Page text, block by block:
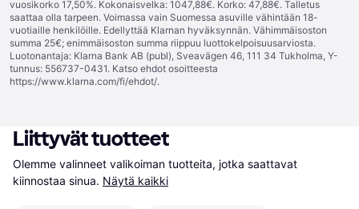
vuosikorko 17,50%. Kokonaisvelka: 1047,88€. Korko: 47,88€. Talletus
saattaa olla tarpeen. Voimassa vain Suomessa asuville vähintään 18-
vuotiaille henkilöille. Edellyttää Klarnan hyväksynnän. Vähimmäisoston
summa 25€; enimmäisoston summa riippuu luottokelpoisuusarviosta.
Luotonantaja: Klarna Bank AB (publ), Sveavägen 46, 111 34 Tukholma, Y-
tunnus: 556737-0431. Katso ehdot osoitteesta
https://www.klarna.com/fi/ehdot/.
Liittyvät tuotteet
Olemme valinneet valikoiman tuotteita, jotka saattavat
kiinnostaa sinua. Näytä kaikki